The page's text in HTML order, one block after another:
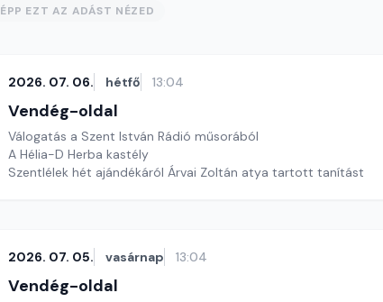
ÉPP EZT AZ ADÁST NÉZED
2026. 07. 06. hétfő 13:04
Vendég-oldal
Válogatás a Szent István Rádió műsorából
A Hélia-D Herba kastély
Szentlélek hét ajándékáról Árvai Zoltán atya tartott tanítást
2026. 07. 05. vasárnap 13:04
Vendég-oldal